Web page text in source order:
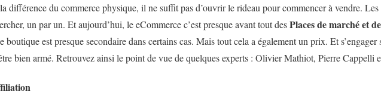
différence du commerce physique, il ne suffit pas d’ouvrir le rideau pour commencer à vendre.
un par un. Et aujourd’hui, le eCommerce c’est presque avant tout desPlaces de marché et
boutique est presque secondaire dans certains cas. Mais tout cela a également un prix. Et s’engager
bien armé. Retrouvez ainsi le point de vue de quelques experts : Olivier Mathiot, Pierre Cappelli